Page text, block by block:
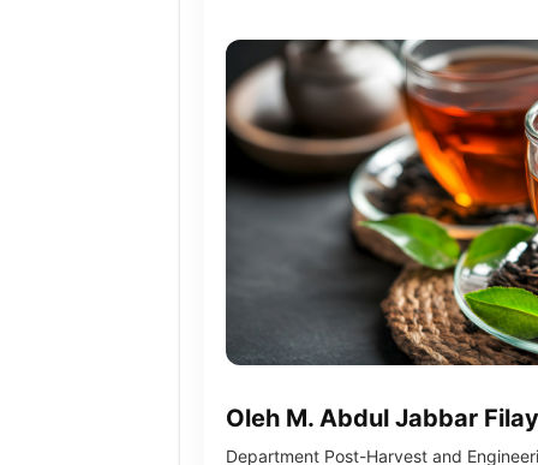
Oleh M. Abdul Jabbar
Department Post-Harvest and